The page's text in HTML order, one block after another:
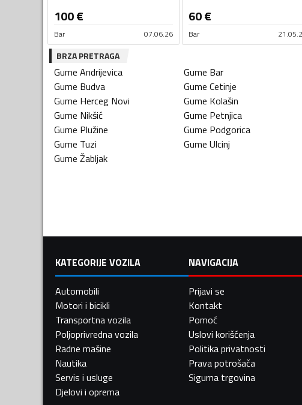
100€
Bar 07.06.26
60€
Bar
BRZA PRETRAGA
Gume Andrijevica Gume Bar
Gume Budva Gume Cetinje
Gume Herceg Novi Gume Kolašin
Gume Nikšić Gume Petnjica
Gume Plužine Gume Podgorica
Gume Tuzi Gume Ulcinj
Gume Žabljak
KATEGORIJE VOZILA
Automobili
Motori i bicikli
Transportna vozila
Poljoprivredna vozila
Radne mašine
Nautika
Servis i usluge
Djelovi i oprema
NAVIGACIJA
Prijavi se
Kontakt
Pomoć
Uslovi korišćenja
Politika privatnosti
Prava potrošača
Sigurna trgovina